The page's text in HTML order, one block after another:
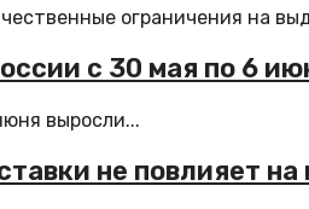
ограничения на
с 30 мая по 6
выросли...
не повлияет